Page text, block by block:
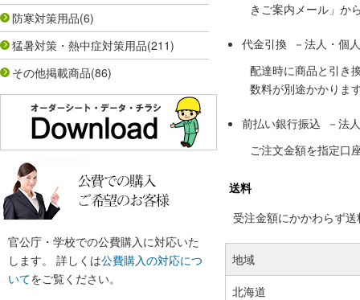
防寒対策用品(6)
猛暑対策・熱中症対策用品(211)
その他掲載商品(86)
官公庁・学校での公費購入に対応いた
します。 詳しくは公費購入の対応につ
いてをご覧ください。
きご案内メール」か
代金引換 －法人・個
配達時に商品と引き
数料が別途かかりま
前払い銀行振込 －法
ご注文金額を指定口
送料
受注金額にかかわらず
地域
北海道